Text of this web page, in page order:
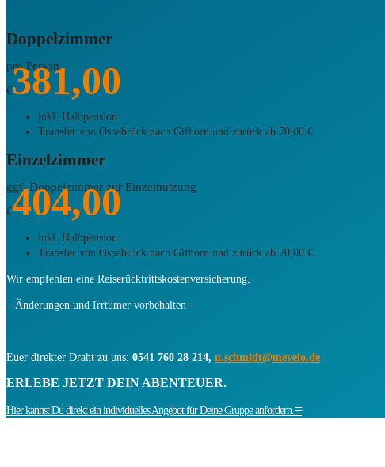
Doppelzimmer
pro Person
€381,00
inkl. Halbpension
Transfer von Osnabrück nach Gifhorn und zurück ab 70,00 €
Einzelzimmer
ggf. Doppelzimmer zur Einzelnutzung
€404,00
inkl. Halbpension
Transfer von Osnabrück nach Gifhorn und zurück ab 70,00 €
Wir empfehlen eine Reiserücktrittskostenversicherung.
– Änderungen und Irrtümer vorbehalten –
Euer direkter Draht zu uns: 0541 760 28 214, ed.olevem@tdimhcs.u
ERLEBE JETZT DEIN ABENTEUER.
Hier kannst Du direkt ein individuelles Angebot für Deine Gruppe anfordern.